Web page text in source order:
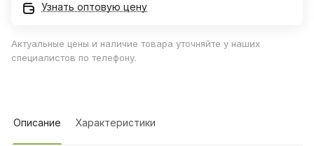
Узнать оптовую цену
Актуальные цены и наличие товара уточняйте у наших
специалистов по телефону.
Описание Характеристики